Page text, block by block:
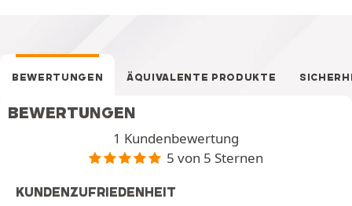
BEWERTUNGEN ÄQUIVALENTE PRODUKTE
BEWERTUNGEN
1 Kundenbewertung
5 von 5 Sternen
KUNDENZUFRIEDENHEIT